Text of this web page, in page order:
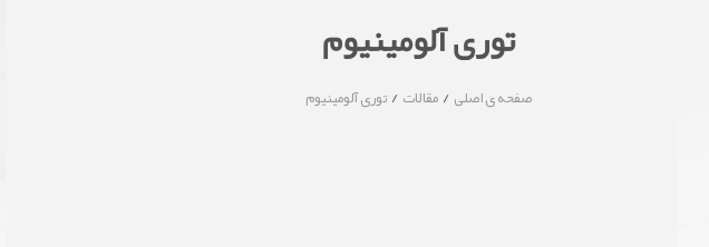
توری آلومینیوم
صفحه ی اصلی /مقالات /توری آلومینیوم